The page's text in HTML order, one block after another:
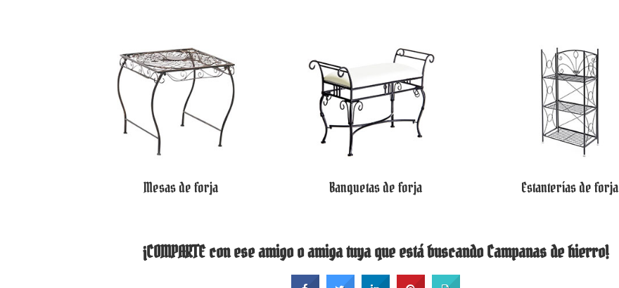
Mesas de forja Banquetas de forja Estanterías de forja
¡COMPARTE con ese amigo o amiga tuya que está buscando Campanas de hierro!